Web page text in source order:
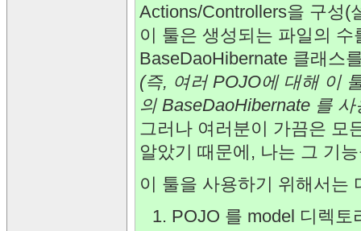
Actions/Controllers을 구성(
이 툴은 생성되는 파일의
BaseDaoHibernate 클래스
(즉, 여러 POJO에 대해 이
의 BaseDaoHibernate 를
그러나 여러분이 가끔은 모
알았기 때문에, 나는 그 기
이 툴을 사용하기 위해서는
POJO 를 model 디렉토